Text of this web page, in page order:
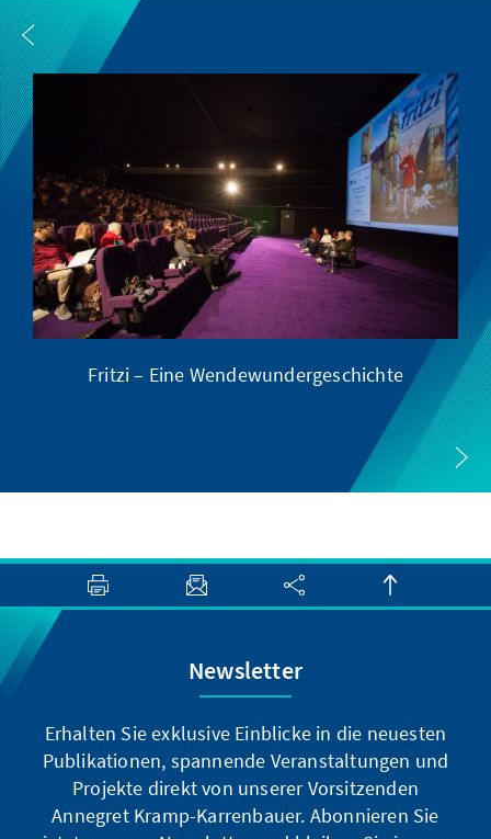
Fritzi – Eine Wendewundergeschichte
Newsletter
Erhalten Sie exklusive Einblicke in die neuesten
Publikationen, spannende Veranstaltungen und
Projekte direkt von unserer Vorsitzenden
Annegret Kramp-Karrenbauer. Abonnieren Sie